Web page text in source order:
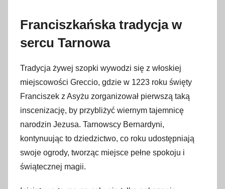
o
2
8
r
u
d
n
i
a
2
0
Franciszkańska tradycja w
sercu Tarnowa
Tradycja żywej szopki wywodzi się z włoskiej
miejscowości Greccio, gdzie w 1223 roku święty
Franciszek z Asyżu zorganizował pierwszą taką
inscenizację, by przybliżyć wiernym tajemnicę
narodzin Jezusa. Tarnowscy Bernardyni,
kontynuując to dziedzictwo, co roku udostępniają
swoje ogrody, tworząc miejsce pełne spokoju i
świątecznej magii.